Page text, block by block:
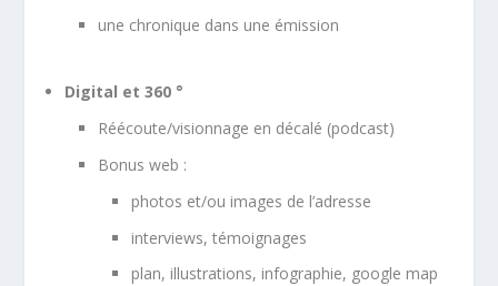
une chronique dans une émission
Digital et 360 °
Réécoute/visionnage en décalé (podcast)
Bonus web :
photos et/ou images de l’adresse
interviews, témoignages
plan, illustrations, infographie, google map